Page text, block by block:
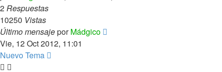
2Respuestas
10250 Vistas
Último mensajeporMádgico
Vie, 12 Oct 2012, 11:01
Nuevo Tema